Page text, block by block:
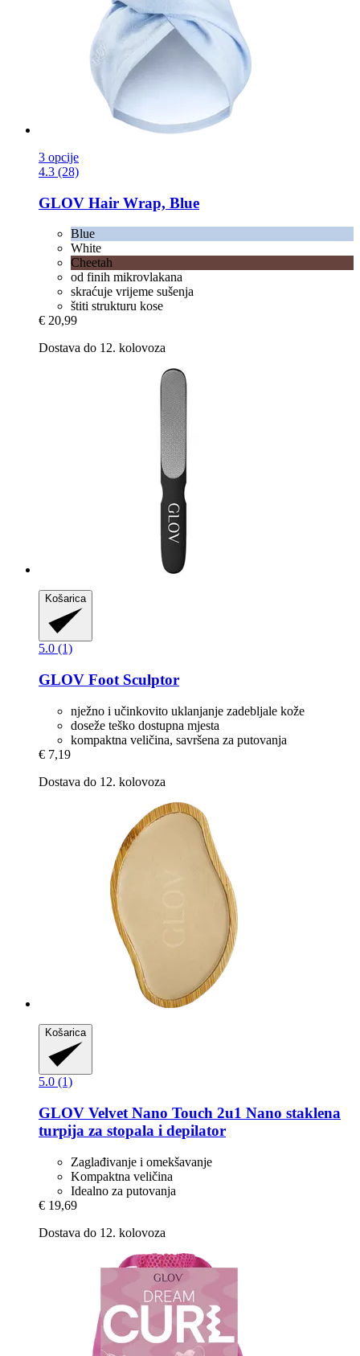
3 opcije
4.3 (28)
GLOV Hair Wrap, Blue
Blue
White
Cheetah
od finih mikrovlakana
skraćuje vrijeme sušenja
štiti strukturu kose
€ 20,99
Dostava do 12. kolovoza
Košarica
5.0 (1)
GLOV Foot Sculptor
nježno i učinkovito uklanjanje zadebljale kože
doseže teško dostupna mjesta
kompaktna veličina, savršena za putovanja
€ 7,19
Dostava do 12. kolovoza
Košarica
5.0 (1)
GLOV Velvet Nano Touch 2u1 Nano staklena
turpija za stopala i depilator
Zaglađivanje i omekšavanje
Kompaktna veličina
Idealno za putovanja
€ 19,69
Dostava do 12. kolovoza